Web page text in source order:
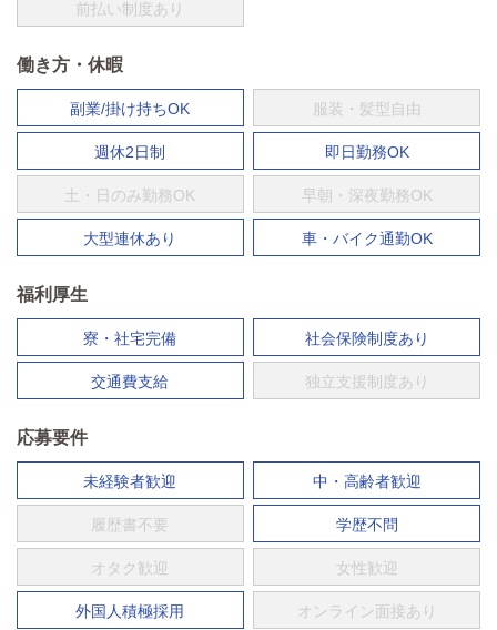
前払い制度あり
働き方・休暇
副業/掛け持ちOK 服装・髪型自由
週休2日制 即日勤務OK
土・日のみ勤務OK 早朝・深夜勤務OK
大型連休あり 車・バイク通勤OK
福利厚生
寮・社宅完備 社会保険制度あり
交通費支給 独立支援制度あり
応募要件
未経験者歓迎 中・高齢者歓迎
履歴書不要 学歴不問
オタク歓迎 女性歓迎
外国人積極採用 オンライン面接あり